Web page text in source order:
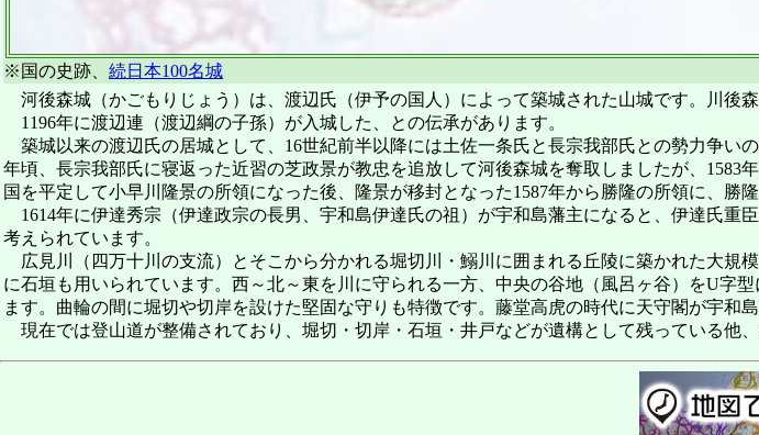
※国の史跡、続日本100名城
河後森城（かごもりじょう）は、渡辺氏（伊予の国人）によって築城された山城です。川後森
1196年に渡辺連（渡辺綱の子孫）が入城した、との伝承があります。
築城以来の渡辺氏の居城として、16世紀前半以降には土佐一条氏と長宗我部氏との勢力争い
年頃、長宗我部氏に寝返った近習の芝政景が教忠を追放して河後森城を奪取しましたが、
国を平定して小早川隆景の所領になった後、隆景が移封となった1587年から勝隆の所領に、勝
1614年に伊達秀宗（伊達政宗の長男、宇和島伊達氏の祖）が宇和島藩主になると、伊達氏重
考えられています。
広見川（四万十川の支流）とそこから分かれる堀切川・鰯川に囲まれる丘陵に築かれた大規
に石垣も用いられています。西～北～東を川に守られる一方、中央の谷地（風呂ヶ谷）をU字
ます。曲輪の間に堀切や切岸を設けた堅固な守りも特徴です。藤堂高虎の時代に天守閣が宇和
現在では登山道が整備されており、堀切・切岸・石垣・井戸などが遺構として残っている他